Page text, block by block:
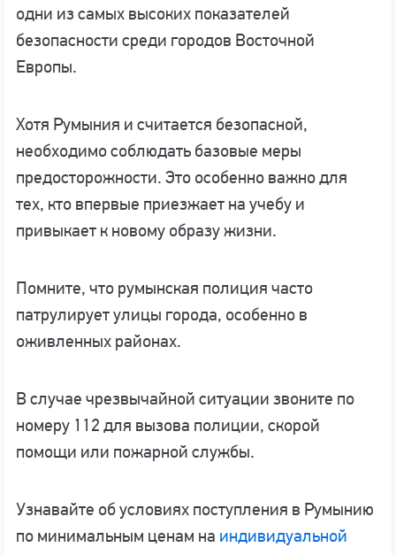
одни из самых высоких показателей
безопасности среди городов Восточной
Европы.
Хотя Румыния и считается безопасной,
необходимо соблюдать базовые меры
предосторожности. Это особенно важно для
тех, кто впервые приезжает на учебу и
привыкает к новому образу жизни.
Помните, что румынская полиция часто
патрулирует улицы города, особенно в
оживленных районах.
В случае чрезвычайной ситуации звоните по
номеру 112 для вызова полиции, скорой
помощи или пожарной службы.
Узнавайте об условиях поступления в Румынию
по минимальным ценам на индивидуальной